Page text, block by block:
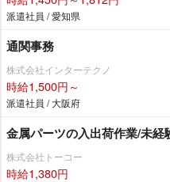
派遣社員 / 愛知県
通関事務
株式会社インターテクノ
時給1,500円～
派遣社員 / 大阪府
金属パーツの入出荷作業/未
株式会社トーコー
時給1,380円